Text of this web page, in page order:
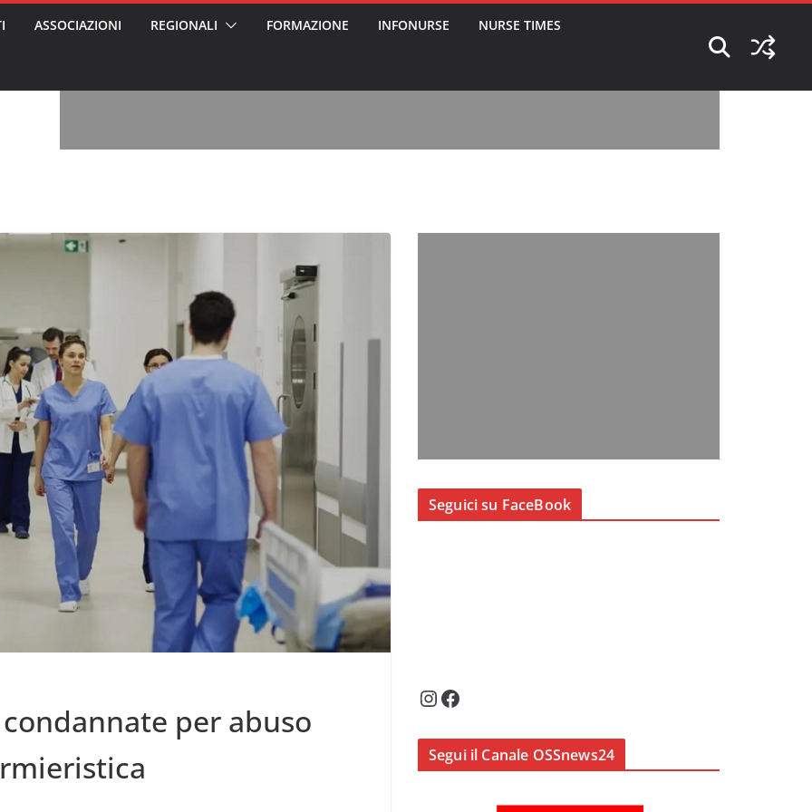
pubblico
sanitari
tutto quello
su
Chi ci perde?
ASSOCIAZIONI REGIONALI FORMAZIONE INFONURSE NURSE TIMES
per abuso
Seguici su FaceBook
InstagramFacebook
Segui il Canale OSSnews24